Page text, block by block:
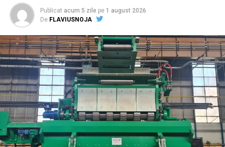
inițial.
Printre cele mai frecvente cauze se numără:
existența surselor de hrană;
accesul facil în clădire;
fisuri și goluri neetanșate;
depozitarea necorespunzătoare a deșeurilor;
vegetația excesivă din jurul clădirii;
lipsa monitorizării periodice.
Publicat acum 5 zile pe 1 august 2026
De FLAVIUSNOJA